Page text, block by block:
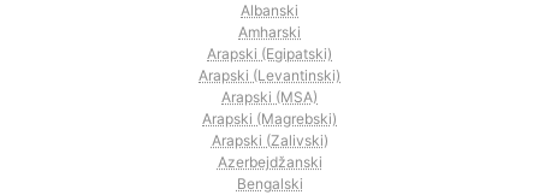
Albanski
Amharski
Arapski (Egipatski)
Arapski (Levantinski)
Arapski (MSA)
Arapski (Magrebski)
Arapski (Zalivski)
Azerbejdžanski
Bengalski